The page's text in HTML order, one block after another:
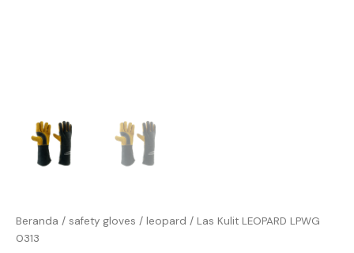
Beranda / safety gloves / leopard / Las Kulit LEOPARD LPWG
0313